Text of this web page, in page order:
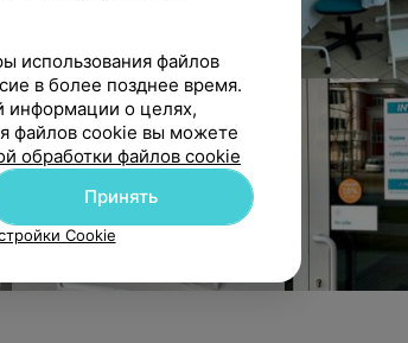
использования файлов
в более позднее время.
информации о целях,
файлов cookie вы можете
обработки файлов cookie
Принять
Cookie